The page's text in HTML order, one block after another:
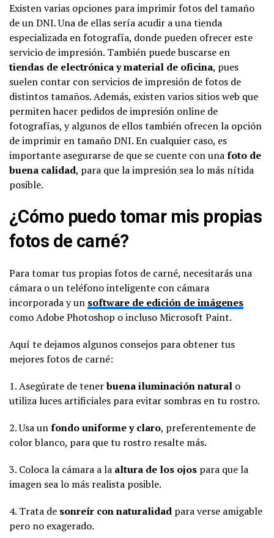
Existen varias opciones para imprimir fotos del tamaño
de un DNI. Una de ellas sería acudir a una tienda
especializada en fotografía, donde pueden ofrecer este
servicio de impresión. También puede buscarse en
tiendas de electrónica y material de oficina, pues
suelen contar con servicios de impresión de fotos de
distintos tamaños. Además, existen varios sitios web que
permiten hacer pedidos de impresión online de
fotografías, y algunos de ellos también ofrecen la opción
de imprimir en tamaño DNI. En cualquier caso, es
importante asegurarse de que se cuente con unafoto de
buena calidad, para que la impresión sea lo más nítida
posible.
¿Cómo puedo tomar mis propias
fotos de carné?
Para tomar tus propias fotos de carné, necesitarás una
cámara o un teléfono inteligente con cámara
incorporada y un software de edición de imágenes
como Adobe Photoshop o incluso Microsoft Paint.
Aquí te dejamos algunos consejos para obtener tus
mejores fotos de carné:
1. Asegúrate de tenerbuena iluminación natural o
utiliza luces artificiales para evitar sombras en tu rostro.
2. Usa unfondo uniforme y claro, preferentemente de
color blanco, para que tu rostro resalte más.
3. Coloca la cámara a la altura de los ojos para que la
imagen sea lo más realista posible.
4. Trata de sonreír con naturalidad para verse amigable
pero no exagerado.